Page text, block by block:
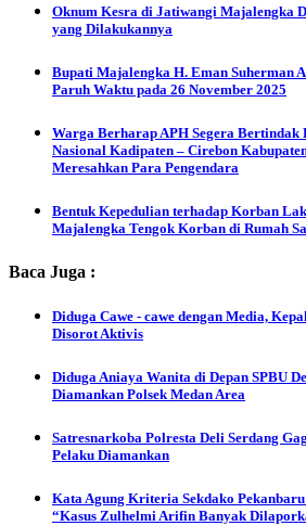
Oknum Kesra di Jatiwangi Majalengka
yang Dilakukannya
Bupati Majalengka H. Eman Suherman
Paruh Waktu pada 26 November 2025
Warga Berharap APH Segera Bertindak
Nasional Kadipaten – Cirebon
Meresahkan Para Pengendara
Bentuk Kepedulian terhadap Korban
Majalengka Tengok Korban di Rumah
Baca Juga :
Diduga Cawe - cawe dengan Media,
Disorot Aktivis
Diduga Aniaya Wanita di Depan SPBU
Diamankan Polsek Medan Area
Satresnarkoba Polresta Deli Serdang
Pelaku Diamankan
Kata Agung Kriteria Sekdako
“Kasus Zulhelmi Arifin Banyak